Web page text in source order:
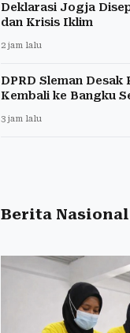
Deklarasi Jogja
dan Krisis Iklim
2 jam lalu
DPRD Sleman Desak
Kembali ke Bangku
3 jam lalu
Berita Nasional